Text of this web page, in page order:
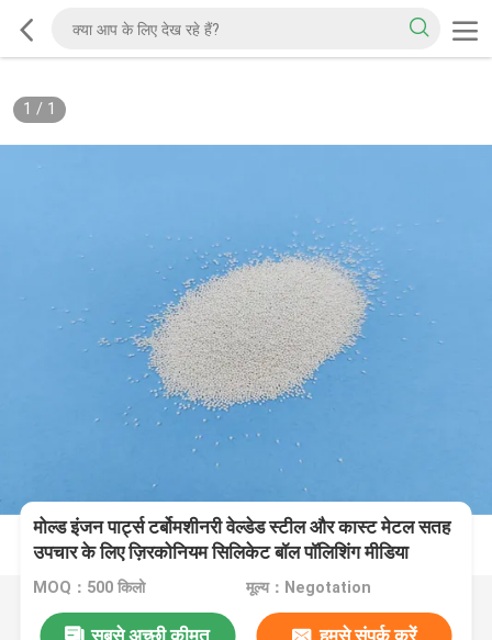
1 / 1
मोल्ड इंजन पार्ट्स टर्बोमशीनरी वेल्डेड स्टील और कास्ट मेटल सतह
उपचार के लिए ज़िरकोनियम सिलिकेट बॉल पॉलिशिंग मीडिया
MOQ：500 किलो मूल्य：Negotation
सबसे अच्छी कीमत हमसे संपर्क करें